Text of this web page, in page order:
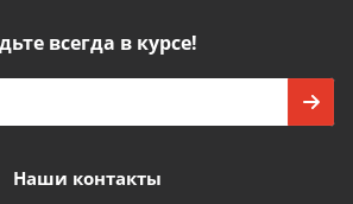
всегда в курсе!
Наши контакты